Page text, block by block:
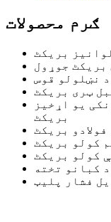
ګرم محصولات
بریکٹ
بریکٹ جوړول
نښلولو قوس
ټری بریکٹ
یو اړخیز
بریکٹ
بریکٹ
کولو بریکٹ
کولو بریکٹ
کبانو تخته
فشار پلیټ